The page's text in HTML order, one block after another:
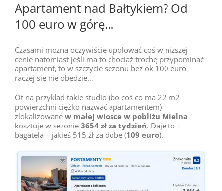
Apartament nad Bałtykiem? Od
100 euro w górę…
Czasami można oczywiście upolować coś w niższej
cenie natomiast jeśli ma to chociaż trochę przypominać
apartament, to w szczycie sezonu bez ok 100 euro
raczej się nie obędzie…
Ot na przykład takie studio (bo coś co ma 22 m2
powierzchni ciężko nazwać apartamentem)
zlokalizowane w małej wiosce w pobliżu Mielna
kosztuje w sezonie 3654 zł za tydzień. Daje to –
bagatela – jakieś 515 zł za dobę (109 euro).